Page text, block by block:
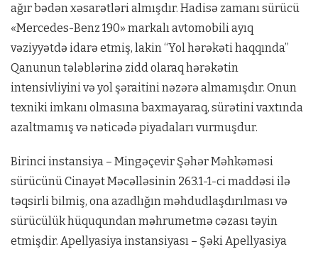
ağır bədən xəsarətləri almışdır. Hadisə zamanı sürücü
«Mercedes-Benz 190» markalı avtomobili ayıq
vəziyyətdə idarə etmiş, lakin “Yol hərəkəti haqqında”
Qanunun tələblərinə zidd olaraq hərəkətin
intensivliyini və yol şəraitini nəzərə almamışdır. Onun
texniki imkanı olmasına baxmayaraq, sürətini vaxtında
azaltmamış və nəticədə piyadaları vurmuşdur.
Birinci instansiya – Mingəçevir Şəhər Məhkəməsi
sürücünü Cinayət Məcəlləsinin 263.1-1-ci maddəsi ilə
təqsirli bilmiş, ona azadlığın məhdudlaşdırılması və
sürücülük hüququndan məhrumetmə cəzası təyin
etmişdir. Apellyasiya instansiyası – Şəki Apellyasiya